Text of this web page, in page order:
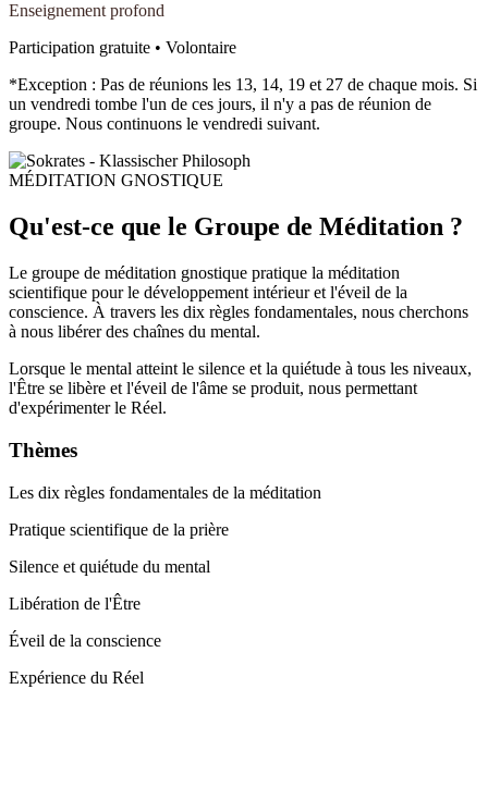
Enseignement profond
Participation gratuite • Volontaire
*Exception : Pas de réunions les 13, 14, 19 et 27 de chaque mois. Si
un vendredi tombe l'un de ces jours, il n'y a pas de réunion de
groupe. Nous continuons le vendredi suivant.
MÉDITATION GNOSTIQUE
Qu'est-ce que le Groupe de Méditation ?
Le groupe de méditation gnostique pratique la méditation
scientifique pour le développement intérieur et l'éveil de la
conscience. À travers les dix règles fondamentales, nous cherchons
à nous libérer des chaînes du mental.
Lorsque le mental atteint le silence et la quiétude à tous les niveaux,
l'Être se libère et l'éveil de l'âme se produit, nous permettant
d'expérimenter le Réel.
Thèmes
Les dix règles fondamentales de la méditation
Pratique scientifique de la prière
Silence et quiétude du mental
Libération de l'Être
Éveil de la conscience
Expérience du Réel